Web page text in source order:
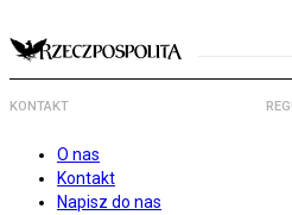
KONTAKT
O nas
Kontakt
Napisz do nas